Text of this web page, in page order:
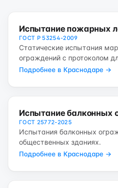
Испытание пожарных
ГОСТ Р 53254-2009
Статические испытания
ограждений с протоколом
Подробнее в Краснодаре →
Испытание балконных
ГОСТ 25772-2025
Испытания балконных
общественных зданиях.
Подробнее в Краснодаре →